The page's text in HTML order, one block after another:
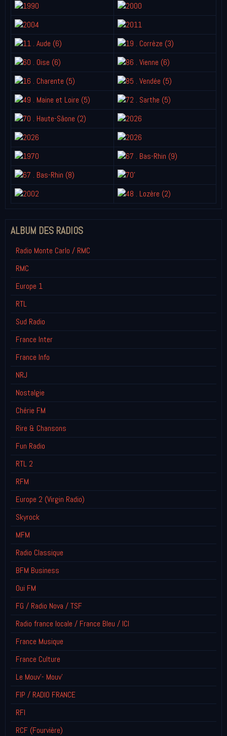
ALBUM DES RADIOS
Radio Monte Carlo / RMC
RMC
Europe 1
RTL
Sud Radio
France Inter
France Info
NRJ
Nostalgie
Chérie FM
Rire & Chansons
Fun Radio
RTL 2
RFM
Europe 2 (Virgin Radio)
Skyrock
MFM
Radio Classique
BFM Business
Oui FM
FG / Radio Nova / TSF
Radio france locale / France Bleu / ICI
France Musique
France Culture
Le Mouv'- Mouv'
FIP / RADIO FRANCE
RFI
RCF (Fourvière)